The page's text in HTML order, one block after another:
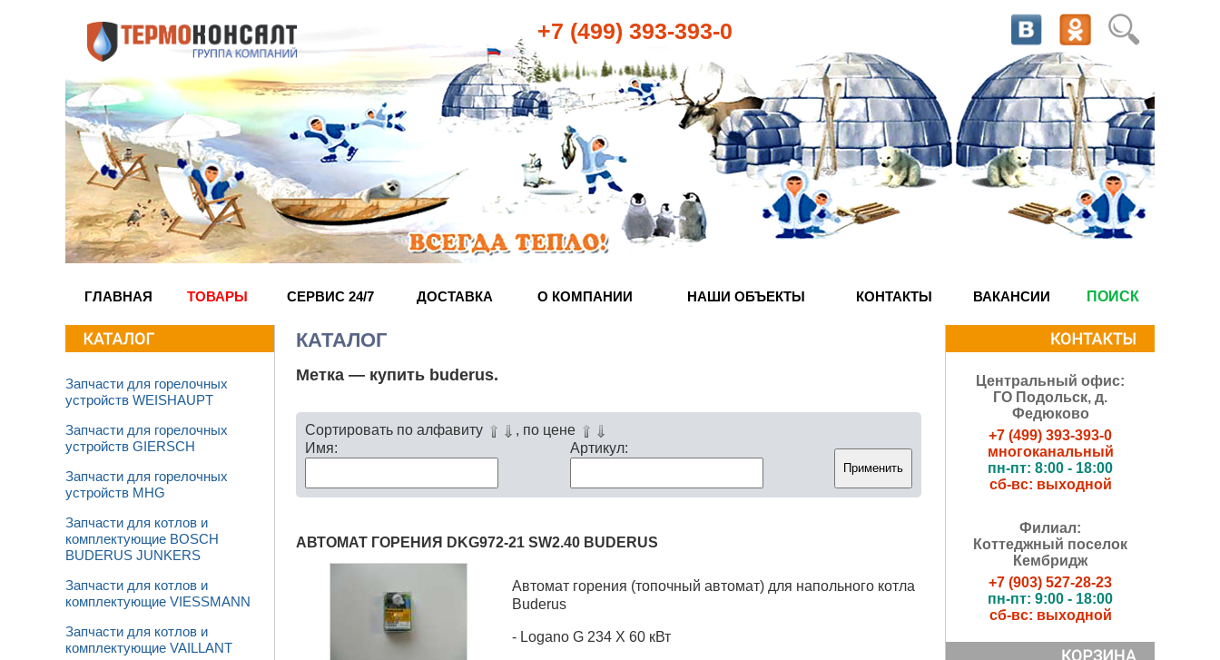
+7 (499) 393-393-0
ГЛАВНАЯ ТОВАРЫ СЕРВИС 24/7 ДОСТАВКА О КОМПАНИИ НАШИ ОБЪЕКТЫ КОНТАКТЫ ВАКАНСИИ ПОИСК
Запчасти для горелочных
устройств WEISHAUPT
Запчасти для горелочных
устройств GIERSCH
Запчасти для горелочных
устройств MHG
Запчасти для котлов и
комплектующие BOSCH
BUDERUS JUNKERS
Запчасти для котлов и
комплектующие VIESSMANN
Запчасти для котлов и
комплектующие VAILLANT
КАТАЛОГ
Метка — купить buderus.
Сортировать по алфавиту
, по цене
Имя:
Артикул:
АВТОМАТ ГОРЕНИЯ DKG972-21 SW2.40 BUDERUS
Автомат горения (топочный автомат) для напольного котла
Buderus
- Logano G 234 X 60 кВт
Центральный офис:
ГО Подольск, д.
Федюково
+7 (499) 393-393-0
многоканальный
пн-пт: 8:00 - 18:00
сб-вс: выходной
Филиал:
Коттеджный поселок
Кембридж
+7 (903) 527-28-23
пн-пт: 9:00 - 18:00
сб-вс: выходной